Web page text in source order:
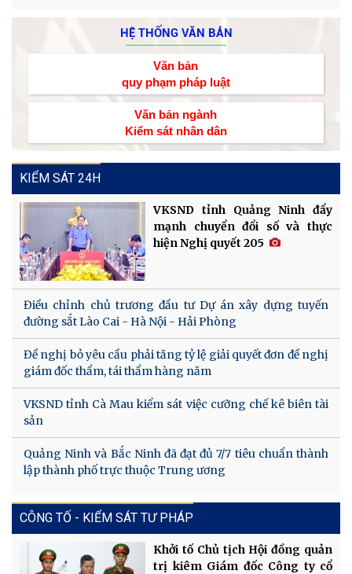
HỆ THỐNG VĂN BẢN
Văn bản
quy phạm pháp luật
Văn bản ngành
Kiểm sát nhân dân
KIỂM SÁT 24H
VKSND tỉnh Quảng Ninh đẩy
mạnh chuyển đổi số và thực
hiện Nghị quyết 205
Điều chỉnh chủ trương đầu tư Dự án xây dựng tuyến
đường sắt Lào Cai - Hà Nội - Hải Phòng
Đề nghị bỏ yêu cầu phải tăng tỷ lệ giải quyết đơn đề nghị
giám đốc thẩm, tái thẩm hàng năm
VKSND tỉnh Cà Mau kiểm sát việc cưỡng chế kê biên tài
sản
Quảng Ninh và Bắc Ninh đã đạt đủ 7/7 tiêu chuẩn thành
lập thành phố trực thuộc Trung ương
CÔNG TỐ - KIỂM SÁT TƯ PHÁP
Khởi tố Chủ tịch Hội đồng quản
trị kiêm Giám đốc Công ty cổ